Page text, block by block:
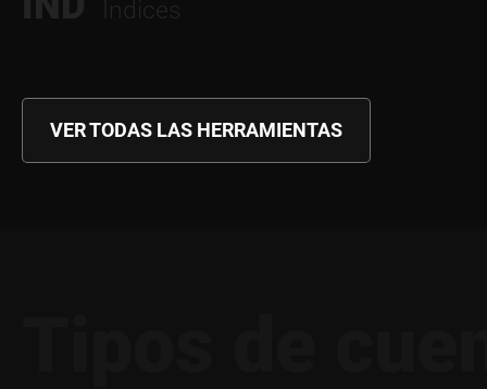
VER TODAS LAS HERRAMIENTAS